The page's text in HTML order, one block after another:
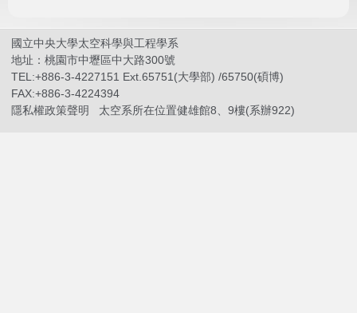
國立中央大學太空科學與工程學系
地址：桃園市中壢區中大路300號
TEL:+886-3-4227151 Ext.65751(大學部) /65750(碩博)
FAX:+886-3-4224394
隱私權政策聲明
太空系所在位置健雄館8、9樓(系辦922)